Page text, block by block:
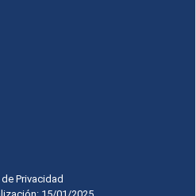
Privacidad